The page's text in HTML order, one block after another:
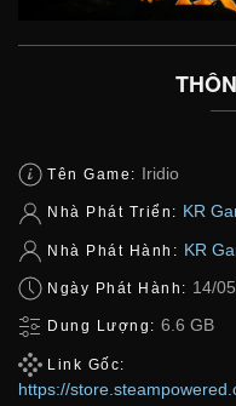
Tên Game: Iridio
Nhà Phát Triển: KR
Nhà Phát Hành: KR
Ngày Phát Hành: 14/
Dung Lượng: 6.6 GB
Link Gốc:
https://